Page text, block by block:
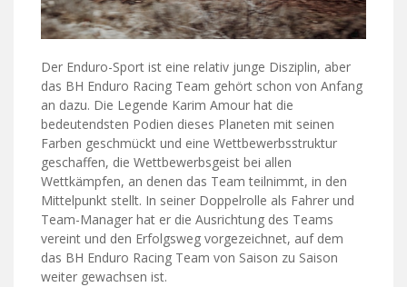
Der Enduro-Sport ist eine relativ junge Disziplin, aber
das BH Enduro Racing Team gehört schon von Anfang
an dazu. Die Legende Karim Amour hat die
bedeutendsten Podien dieses Planeten mit seinen
Farben geschmückt und eine Wettbewerbsstruktur
geschaffen, die Wettbewerbsgeist bei allen
Wettkämpfen, an denen das Team teilnimmt, in den
Mittelpunkt stellt. In seiner Doppelrolle als Fahrer und
Team-Manager hat er die Ausrichtung des Teams
vereint und den Erfolgsweg vorgezeichnet, auf dem
das BH Enduro Racing Team von Saison zu Saison
weiter gewachsen ist.